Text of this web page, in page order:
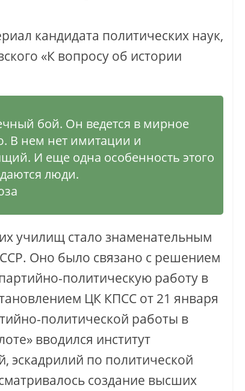
кандидата политических наук,
«К вопросу об истории
бой. Он ведется в мирное
В нем нет имитации и
И еще одна особенность этого
люди.
училищ стало знаменательным
Оно было связано с решением
политическую работу в
ЦК КПСС от 21 января
политической работы в
вводился институт
эскадрилий по политической
создание высших